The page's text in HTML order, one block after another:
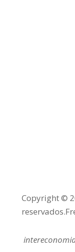
Copyright ©